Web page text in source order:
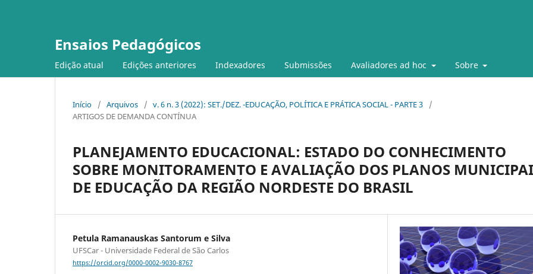
Ensaios Pedagógicos
Edição atual Edições anteriores Indexadores Submissões Avaliadores ad hoc Sobre
Início / Arquivos / v. 6 n. 3 (2022): SET./DEZ. -EDUCAÇÃO, POLÍTICA E PRÁTICA SOCIAL - PARTE 3
/
ARTIGOS DE DEMANDA CONTÍNUA
PLANEJAMENTO EDUCACIONAL: ESTADO DO CONHECIMENTO
SOBRE MONITORAMENTO E AVALIAÇÃO DOS PLANOS
DE EDUCAÇÃO DA REGIÃO NORDESTE DO BRASIL
Petula Ramanauskas Santorum e Silva
UFSCar - Universidade Federal de São Carlos
https://orcid.org/0000-0002-9030-8767